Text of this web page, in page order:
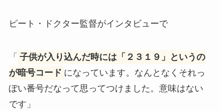
ピート・ドクター監督がインタビューで
「 子供が入り込んだ時には「２３１９」というの
が暗号コード になっています。なんとなくそれっ
ぽい番号だなって思ってつけました。意味はない
です」